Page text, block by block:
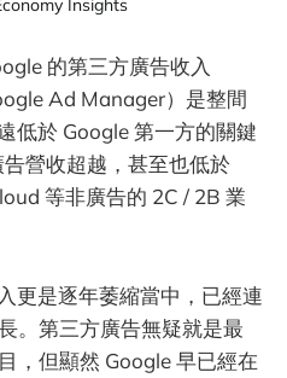
Insights
的第三方廣告收入
Ad Manager）是整間
低於 Google 第一方的關鍵
營收超越，甚至也低於
等非廣告的 2C / 2B 業
更是逐年萎縮當中，已經連
。第三方廣告無疑就是最
，但顯然 Google 早已經在